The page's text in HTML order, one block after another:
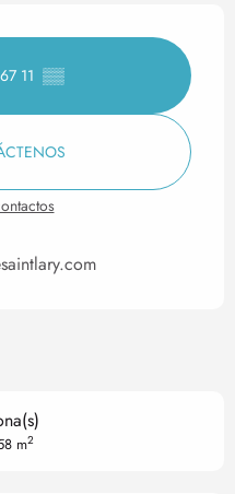
de
11 ▒▒
m2